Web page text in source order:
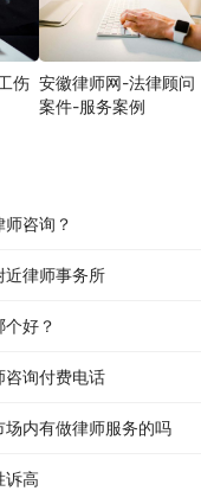
伤 安徽律师网-法律顾问
案件-服务案例
咨询？
近律师事务所
好？
咨询付费电话
内有做律师服务的吗
诉高